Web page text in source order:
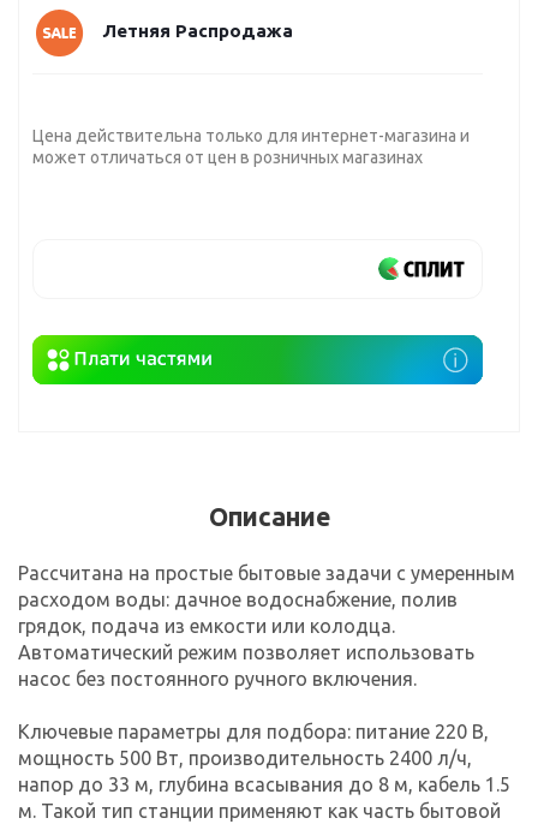
Летняя Распродажа
Цена действительна только для интернет-магазина и
может отличаться от цен в розничных магазинах
Описание
Рассчитана на простые бытовые задачи с умеренным
расходом воды: дачное водоснабжение, полив
грядок, подача из емкости или колодца.
Автоматический режим позволяет использовать
насос без постоянного ручного включения.
Ключевые параметры для подбора: питание 220 В,
мощность 500 Вт, производительность 2400 л/ч,
напор до 33 м, глубина всасывания до 8 м, кабель 1.5
м. Такой тип станции применяют как часть бытовой